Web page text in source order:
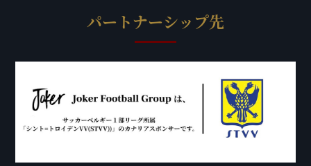
パートナーシップ先